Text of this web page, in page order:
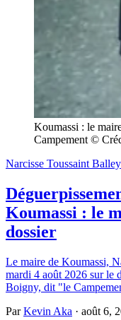
Koumassi : le
Campement ©
Narcisse Toussaint Balley
Koumassi : le
dossier
Le maire de Koumassi,
mardi 4 août 2026 sur le
Boigny, dit "le
ParKevin Aka · août 6,